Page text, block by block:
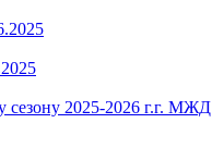
сезону 2025-2026 г.г. МЖД